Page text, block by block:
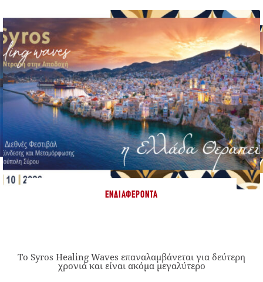
ΕΝΔΙΑΦΈΡΟΝΤΑ
Το Syros Healing Waves επαναλαμβάνεται για δεύτερη
χρονιά και είναι ακόμα μεγαλύτερο